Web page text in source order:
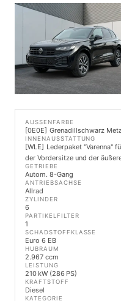
AUSSENFARBE
0E0E Grenadillschwarz
INNENAUSSTATTUNG
WLE
Lederpaket ''Varenna''
der Vordersitze und der
GETRIEBE
Autom. 8-Gang
ANTRIEBSACHSE
Allrad
ZYLINDER
6
PARTIKELFILTER
1
SCHADSTOFFKLASSE
Euro 6 EB
HUBRAUM
2.967 ccm
LEISTUNG
210 kW (286 PS)
KRAFTSTOFF
Diesel
KATEGORIE